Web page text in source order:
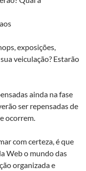
exposições,
veiculação? Estarão
ainda na fase
ser repensadas de
ocorrem.
com certeza, é que
Web o mundo das
organizada e